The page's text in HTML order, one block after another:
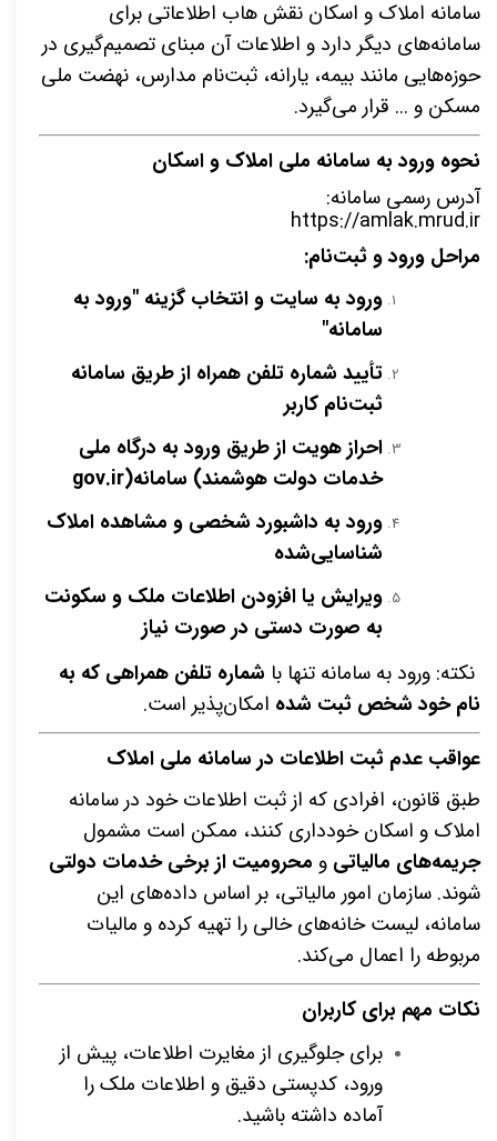
سامانه املاک و اسکان نقش هاب اطلاعاتی برای
سامانه‌های دیگر دارد و اطلاعات آن مبنای تصمیم‌گیری در
حوزه‌هایی مانند بیمه، یارانه، ثبت‌نام مدارس، نهضت ملی
مسکن و ... قرار می‌گیرد.
نحوه ورود به سامانه ملی املاک و اسکان
آدرس رسمی سامانه:
https://amlak.mrud.ir
مراحل ورود و ثبت‌نام:
ورود به سایت و انتخاب گزینه "ورود به
سامانه"
تأیید شماره تلفن همراه از طریق سامانه
ثبت‌نام کاربر
احراز هویت از طریق ورود به درگاه ملی
خدمات دولت هوشمند( سامانهgov.ir)
ورود به داشبورد شخصی و مشاهده املاک
شناسایی‌شده
ویرایش یا افزودن اطلاعات ملک و سکونت
به صورت دستی در صورت نیاز
نکته: ورود به سامانه تنها با شماره تلفن همراهی که به
نام خود شخص ثبت شده امکان‌پذیر است.
عواقب عدم ثبت اطلاعات در سامانه ملی املاک
طبق قانون، افرادی که از ثبت اطلاعات خود در سامانه
املاک و اسکان خودداری کنند، ممکن است مشمول
جریمه‌های مالیاتی و محرومیت از برخی خدمات دولتی
شوند. سازمان امور مالیاتی، بر اساس داده‌های این
سامانه، لیست خانه‌های خالی را تهیه کرده و مالیات
مربوطه را اعمال می‌کند.
نکات مهم برای کاربران
برای جلوگیری از مغایرت اطلاعات، پیش از
ورود، کدپستی دقیق و اطلاعات ملک را
آماده داشته باشید.